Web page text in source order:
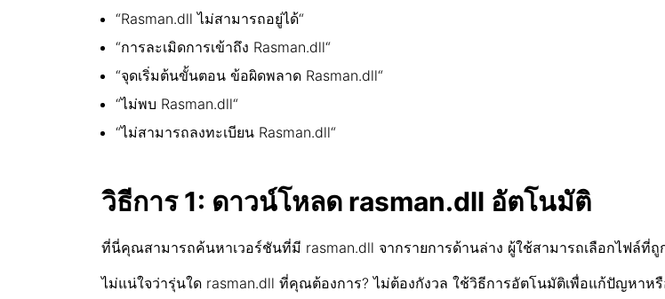
“Rasman.dll ไม่สามารถอยู่ได้“
“การละเมิดการเข้าถึง Rasman.dll“
“จุดเริ่มต้นขั้นตอน ข้อผิดพลาด Rasman.dll“
“ไม่พบ Rasman.dll“
“ไม่สามารถลงทะเบียน Rasman.dll“
วิธีการ 1: ดาวน์โหลด rasman.dll อัตโนมัติ
ที่นี่คุณสามารถค้นหาเวอร์ชันที่มี rasman.dll จากรายการด้านล่าง ผู้ใช้สามารถเลือกไฟล์ที่
ไม่แน่ใจว่ารุ่นใด rasman.dll ที่คุณต้องการ? ไม่ต้องกังวล ใช้วิธีการอัตโนมัติเพื่อแก้ปัญหาห